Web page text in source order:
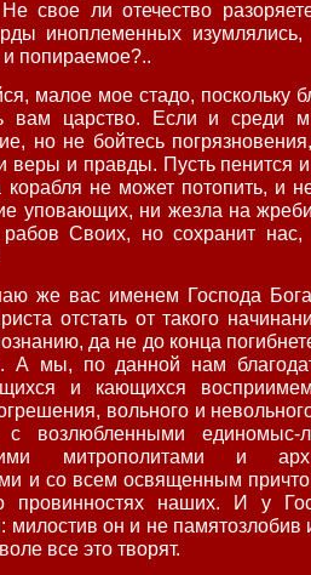
свое ли отечество
иноплеменных
и попираемое?..
малое мое стадо, поскольку
вам царство. Если и среди
но не бойтесь
веры и правды. Пусть пенится
корабля не может потопить, и
уповающих, ни жезла на
Своих, но сохранит нас,
же вас именем Господа
отстать от такого
да не до конца
А мы, по данной нам
и кающихся
вольного и
с возлюбленными
митрополитами и
и со всем освященным
провинностях наших. И у
милостив он и не памятозлобив
все это творят.